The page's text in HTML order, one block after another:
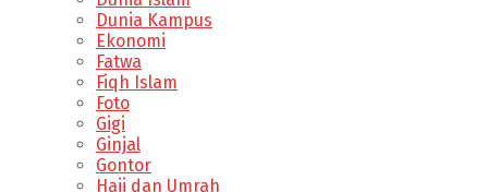
Dunia Kampus
Ekonomi
Fatwa
Fiqh Islam
Foto
Gigi
Ginjal
Gontor
Haji dan Umrah